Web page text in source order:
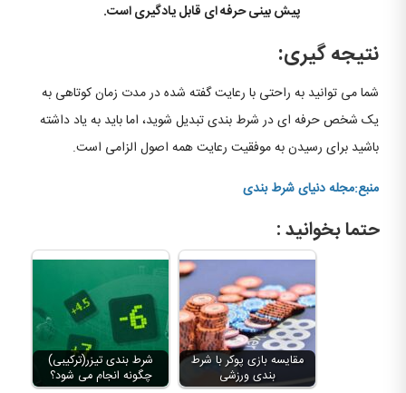
پیش بینی حرفه ای قابل یادگیری است.
نتیجه گیری:
شما می توانید به راحتی با رعایت گفته شده در مدت زمان کوتاهی به
یک شخص حرفه ای در شرط بندی تبدیل شوید، اما باید به یاد داشته
باشید برای رسیدن به موفقیت رعایت همه اصول الزامی است.
منبع:مجله دنیای شرط بندی
حتما بخوانید :
شرط بندی تیزر(ترکیبی)
چگونه انجام می شود؟
مقایسه بازی پوکر با شرط
بندی ورزشی